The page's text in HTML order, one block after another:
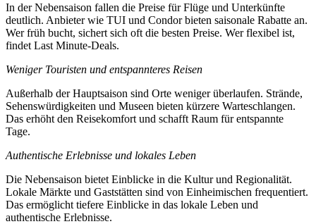
In der Nebensaison fallen die Preise für Flüge und Unterkünfte
deutlich. Anbieter wie TUI und Condor bieten saisonale Rabatte an.
Wer früh bucht, sichert sich oft die besten Preise. Wer flexibel ist,
findet Last Minute-Deals.
Weniger Touristen und entspannteres Reisen
Außerhalb der Hauptsaison sind Orte weniger überlaufen. Strände,
Sehenswürdigkeiten und Museen bieten kürzere Warteschlangen.
Das erhöht den Reisekomfort und schafft Raum für entspannte
Tage.
Authentische Erlebnisse und lokales Leben
Die Nebensaison bietet Einblicke in die Kultur und Regionalität.
Lokale Märkte und Gaststätten sind von Einheimischen frequentiert.
Das ermöglicht tiefere Einblicke in das lokale Leben und
authentische Erlebnisse.